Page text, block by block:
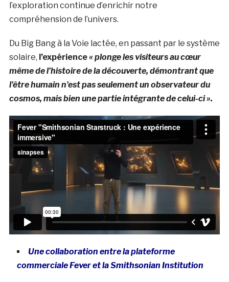
l’exploration continue d’enrichir notre
compréhension de l’univers.
Du Big Bang à la Voie lactée, en passant par le système
solaire, l’expérience« plonge les visiteurs au cœur
même de l’histoire de la découverte, démontrant que
l’être humain n’est pas seulement un observateur du
cosmos, mais bien une partie intégrante de celui-ci ».
Une collaboration entre la plateforme
commerciale Fever et la Smithsonian Institution